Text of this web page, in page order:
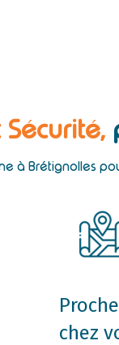
à Brétignolles
chez